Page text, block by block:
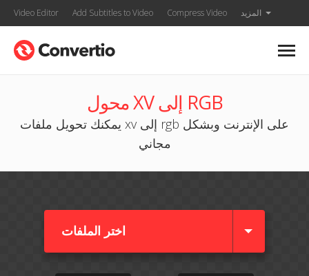
Video Editor Add Subtitles to Video Compress Video المزيد
محول XV إلى RGB
يمكنك تحويل ملفات xv إلى rgb على الإنترنت وبشكل
مجاني
اختر الملفات